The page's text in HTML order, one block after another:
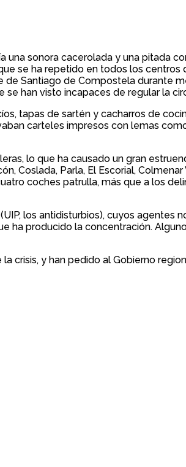
una sonora cacerolada y una pitada
se ha repetido en todos los
Santiago de Compostela durante
han visto incapaces de regular la
tapas de sartén y cacharros de
carteles impresos con lemas
lo que ha causado un gran
Coslada, Parla, El Escorial,
coches patrulla, más que a los
los antidisturbios), cuyos agentes
producido la concentración.
crisis, y han pedido al Gobierno